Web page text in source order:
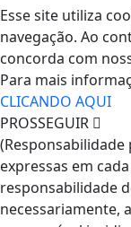
Esse site utiliza
navegação. Ao
concorda com
Para mais
CLICANDO AQUI
PROSSEGUIR
expressas em
responsabilidade
necessariamente,